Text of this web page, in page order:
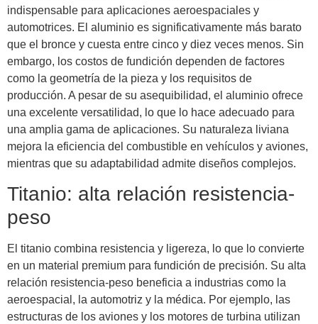
indispensable para aplicaciones aeroespaciales y
automotrices. El aluminio es significativamente más barato
que el bronce y cuesta entre cinco y diez veces menos. Sin
embargo, los costos de fundición dependen de factores
como la geometría de la pieza y los requisitos de
producción. A pesar de su asequibilidad, el aluminio ofrece
una excelente versatilidad, lo que lo hace adecuado para
una amplia gama de aplicaciones. Su naturaleza liviana
mejora la eficiencia del combustible en vehículos y aviones,
mientras que su adaptabilidad admite diseños complejos.
Titanio: alta relación resistencia-
peso
El titanio combina resistencia y ligereza, lo que lo convierte
en un material premium para fundición de precisión. Su alta
relación resistencia-peso beneficia a industrias como la
aeroespacial, la automotriz y la médica. Por ejemplo, las
estructuras de los aviones y los motores de turbina utilizan